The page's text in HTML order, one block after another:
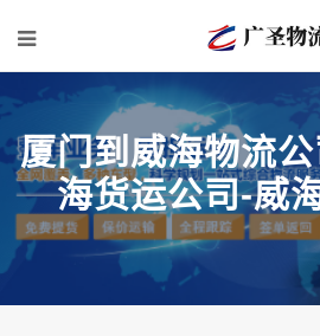
厦门到威海物流
海货运公司-威